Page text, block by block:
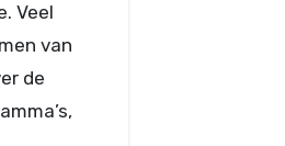
Veel
van
de